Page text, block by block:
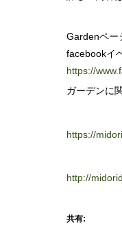
Gardenペ
facebookイ
https://
ガーデンに
https://
http://
共有: